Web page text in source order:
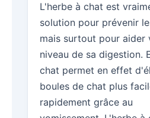
L'herbe à chat est
solution pour prévenir
mais surtout pour aider
niveau de sa digestion.
chat permet en effet
boules de chat plus
rapidement grâce au